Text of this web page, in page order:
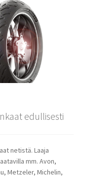
edullisesti
netistä. Laaja
mm. Avon,
Metzeler, Michelin,